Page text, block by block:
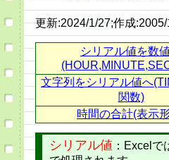
更新:2024/1/27;作成
シリアル値を数
文字列をシリアル値へ
関数)
時間の合計(表示
シリアル値 ：Excel